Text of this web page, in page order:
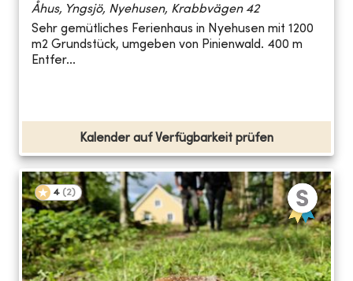
Åhus, Yngsjö, Nyehusen, Krabbvägen 42
Sehr gemütliches Ferienhaus in Nyehusen mit 1200
m2 Grundstück, umgeben von Pinienwald. 400 m
Entfer...
Kalender auf Verfügbarkeit prüfen
4 (2)